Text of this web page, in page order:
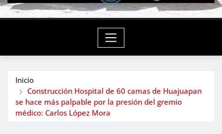
Inicio
Construcción Hospital de 60 camas de Huajuapan
se hace más palpable por la presión del gremio
médico: Carlos López Mora